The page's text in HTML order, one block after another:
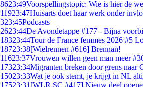
8623:49Voorspellingstopic: Wie is hier de
11923:47Huisarts doet haar werk onder
323:45Podcasts
2623:44De Avondetappe #177 - Bijna
18323:44Tour de France femmes 2026 #5
18723:38[Wielrennen #616] Brennan!
11623:37Vrouwen willen geen man meer
17323:34Migranten breken door grens naar
15023:33Wat je ook stemt, je krijgt in NL
17523:31 [WLR SC #417] Nieuw deel